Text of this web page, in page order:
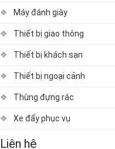
Máy đánh giày
Thiết bị giao thông
Thiết bị khách sạn
Thiết bị ngoại cảnh
Thùng đựng rác
Xe đẩy phục vụ
Liên hệ